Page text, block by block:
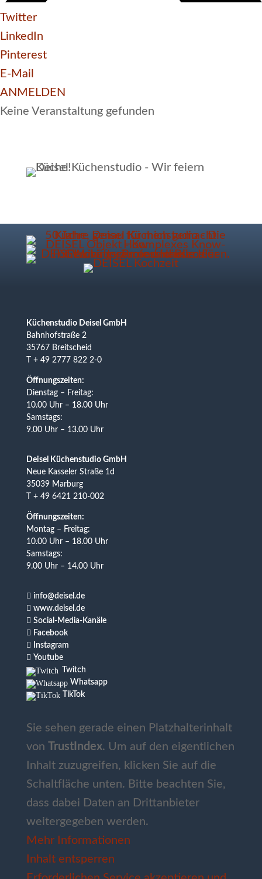
Twitter
LinkedIn
Pinterest
E-Mail
ANMELDEN
Keine Veranstaltung gefunden
Küchenstudio Deisel GmbH
Bahnhofstraße 2
35767 Breitscheid
T + 49 2777 822 2-0
Öffnungszeiten:
Dienstag – Freitag:
10.00 Uhr – 18.00 Uhr
Samstags:
9.00 Uhr – 13.00 Uhr
Deisel Küchenstudio GmbH
Neue Kasseler Straße 1d
35039 Marburg
T + 49 6421 210-002
Öffnungszeiten:
Montag – Freitag:
10.00 Uhr – 18.00 Uhr
Samstags:
9.00 Uhr – 14.00 Uhr
 info@deisel.de
 www.deisel.de
 Social-Media-Kanäle
 Facebook
 Instagram
 Youtube
Twitch
Whatsapp
TikTok
Sie sehen gerade einen Platzhalterinhalt
von TrustIndex. Um auf den eigentlichen
Inhalt zuzugreifen, klicken Sie auf die
Schaltfläche unten. Bitte beachten Sie,
dass dabei Daten an Drittanbieter
weitergegeben werden.
Mehr Informationen
Inhalt entsperren